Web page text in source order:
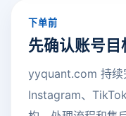
下单前
先确认账号
yyquant.com 持续
Instagram、